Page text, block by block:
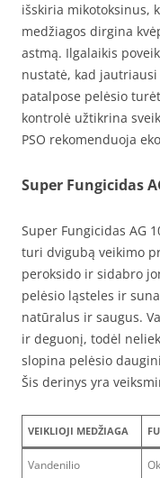
išskiria mikotoksinus,
medžiagos dirgina
astmą. Ilgalaikis
nustatė, kad
patalpose pelėsio
kontrolė užtikrina
PSO rekomenduoja
Super Fungicidas
Super Fungicidas AG
turi dvigubą veikimo
peroksido ir sidabro
pelėsio ląsteles ir
natūralus ir saugus.
ir deguonį, todėl
slopina pelėsio
Šis derinys yra
VEIKLIOJI MEDŽIAGA
Vandenilio